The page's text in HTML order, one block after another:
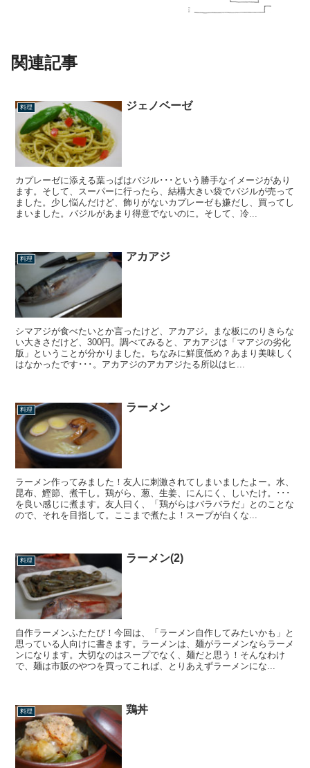
関連記事
料理 ジェノベーゼ
カプレーゼに添える葉っぱはバジル･･･という勝手なイメージがあり
ます。そして、スーパーに行ったら、結構大きい袋でバジルが売って
ました。少し悩んだけど、飾りがないカプレーゼも嫌だし、買ってし
まいました。バジルがあまり得意でないのに。そして、冷...
料理 アカアジ
シマアジが食べたいとか言ったけど、アカアジ。まな板にのりきらな
い大きさだけど、300円。調べてみると、アカアジは「マアジの劣化
版」ということが分かりました。ちなみに鮮度低め？あまり美味しく
はなかったです･･･。アカアジのアカアジたる所以はヒ...
料理 ラーメン
ラーメン作ってみました！友人に刺激されてしまいましたよー。水、
昆布、鰹節、煮干し。鶏がら、葱、生姜、にんにく、しいたけ。･･･
を良い感じに煮ます。友人曰く、「鶏がらはバラバラだ」とのことな
ので、それを目指して。ここまで煮たよ！スープが白くな...
料理 ラーメン(2)
自作ラーメンふたたび！今回は、「ラーメン自作してみたいかも」と
思っている人向けに書きます。ラーメンは、麺がラーメンならラーメ
ンになります。大切なのはスープでなく、麺だと思う！そんなわけ
で、麺は市販のやつを買ってこれば、とりあえずラーメンにな...
料理 鶏丼